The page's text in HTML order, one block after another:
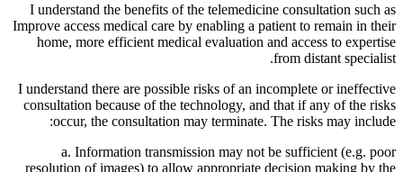
I understand the benefits of the telemedicine consultation such as
Improve access medical care by enabling a patient to remain in their
home, more efficient medical evaluation and access to expertise
from distant specialist.
I understand there are possible risks of an incomplete or ineffective
consultation because of the technology, and that if any of the risks
occur, the consultation may terminate. The risks may include:
a. Information transmission may not be sufficient (e.g. poor
resolution of images) to allow appropriate decision making by the